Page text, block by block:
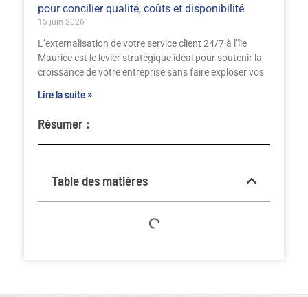
pour concilier qualité, coûts et disponibilité
15 juin 2026
L’externalisation de votre service client 24/7 à l’île
Maurice est le levier stratégique idéal pour soutenir la
croissance de votre entreprise sans faire exploser vos
Lire la suite »
Résumer :
Table des matières